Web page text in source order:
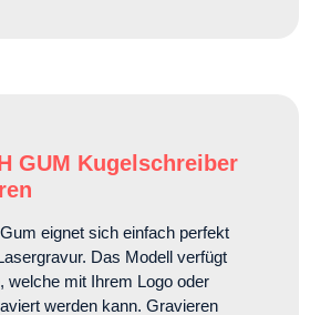
GUM Kugelschreiber
eignet sich einfach perfekt
Das Modell verfügt
welche mit Ihrem Logo oder
werden kann. Gravieren